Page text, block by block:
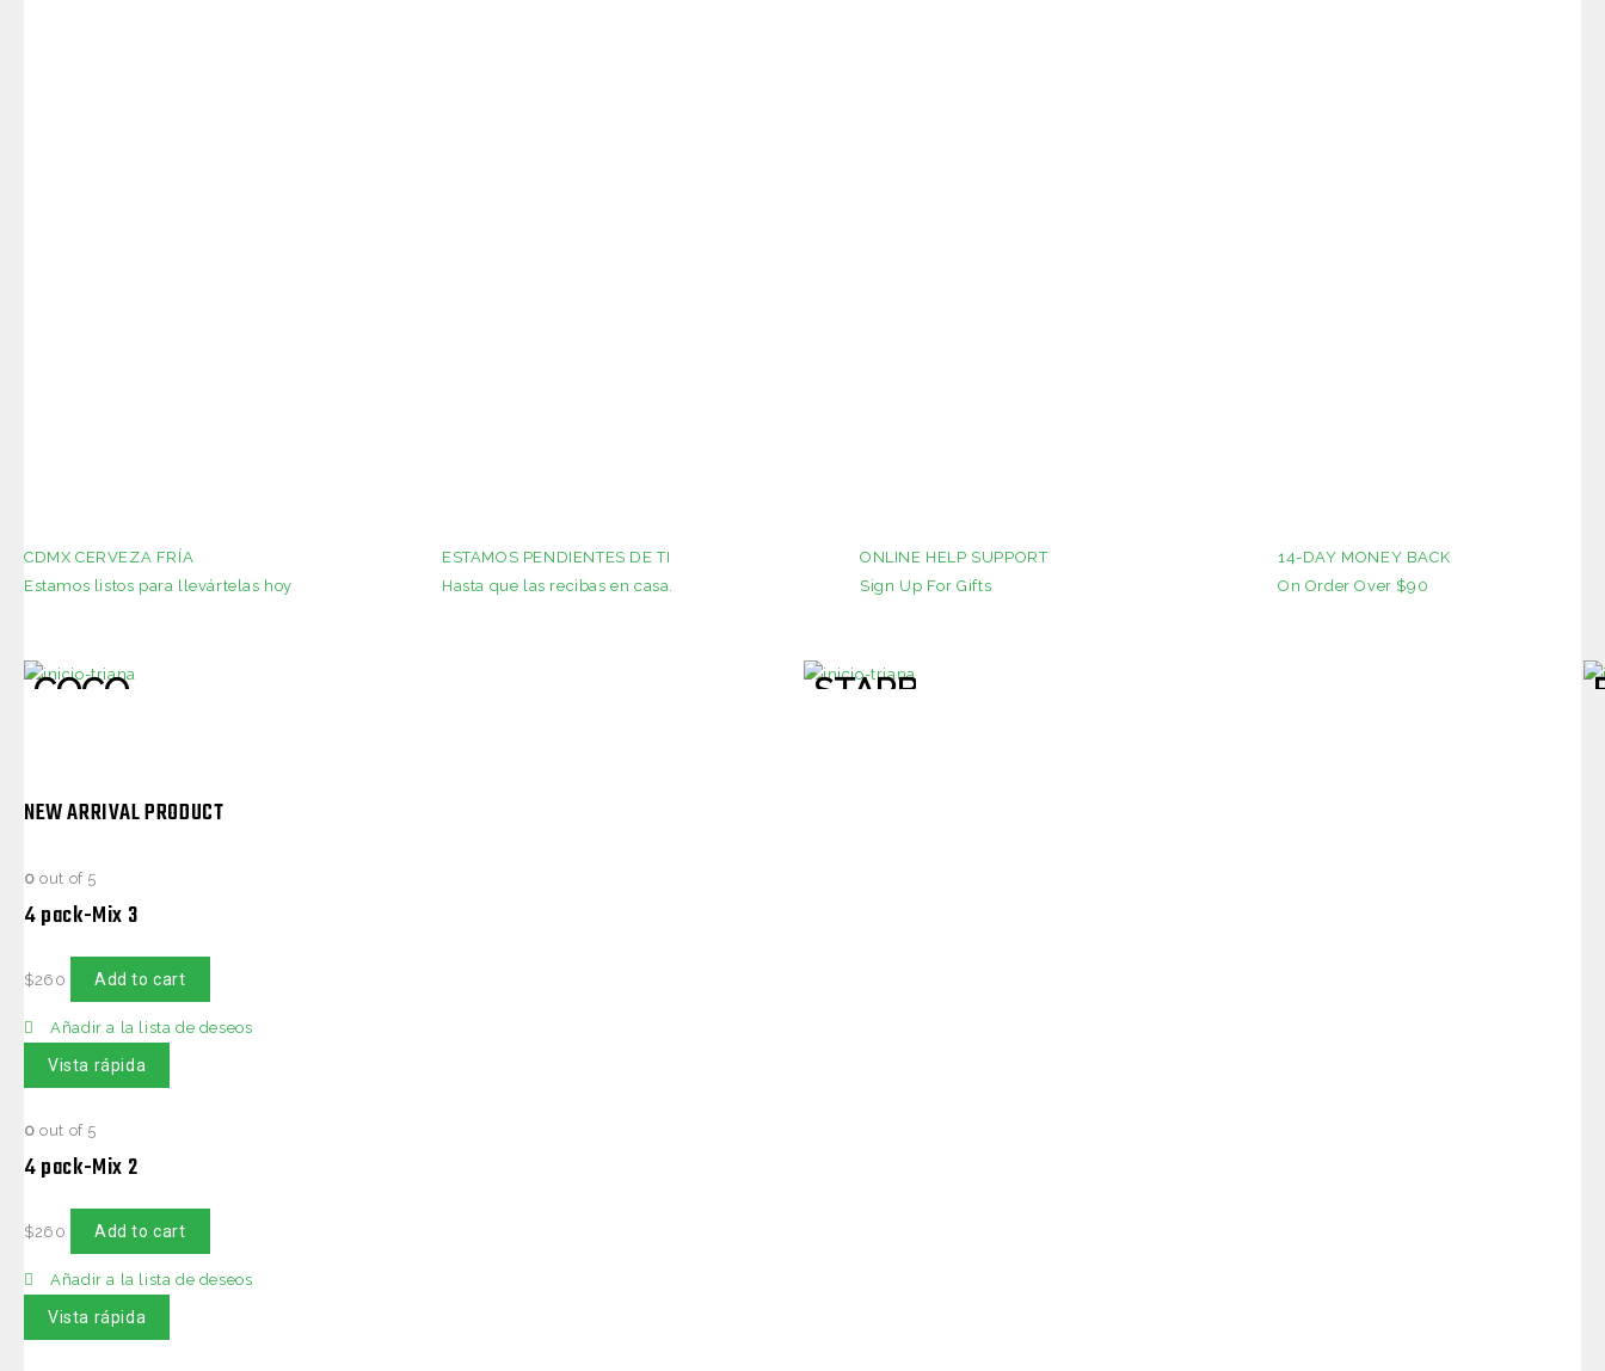
CDMX CERVEZA FRÍA
Estamos listos para llevártelas hoy
ESTAMOS PENDIENTES DE TI
Hasta que las recibas en casa.
ONLINE HELP SUPPORT
Sign Up For Gifts
14-DAY MONEY BACK
On Order Over $90
COCO
STARBELLA
NEW ARRIVAL PRODUCT
0 out of 5
4 pack-Mix 3
$260 Add to cart
Añadir a la lista de deseos
Vista rápida
0 out of 5
4 pack-Mix 2
$260 Add to cart
Añadir a la lista de deseos
Vista rápida